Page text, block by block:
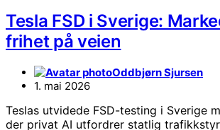
Tesla FSD i Sverige:
frihet på veien
Oddbjørn Sjursen
1. mai 2026
Teslas utvidede FSD-testing i Sverige
der privat AI utfordrer statlig